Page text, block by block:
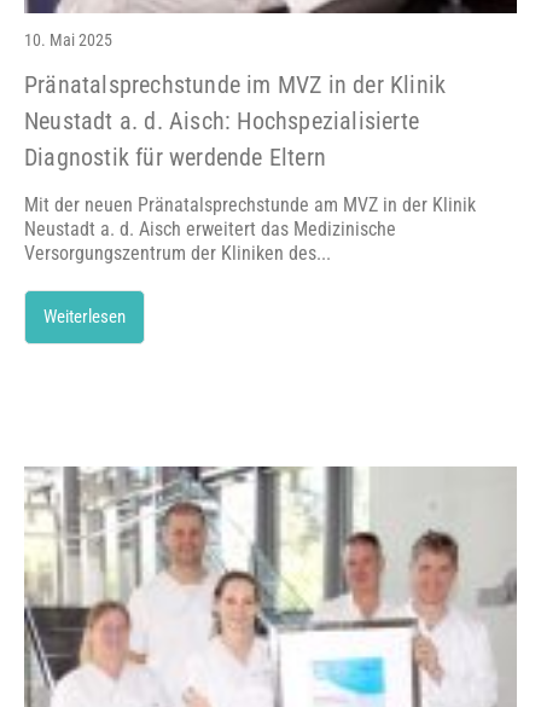
10. Mai 2025
Pränatalsprechstunde im MVZ in der Klinik
Neustadt a. d. Aisch: Hochspezialisierte
Diagnostik für werdende Eltern
Mit der neuen Pränatalsprechstunde am MVZ in der Klinik
Neustadt a. d. Aisch erweitert das Medizinische
Versorgungszentrum der Kliniken des...
Weiterlesen